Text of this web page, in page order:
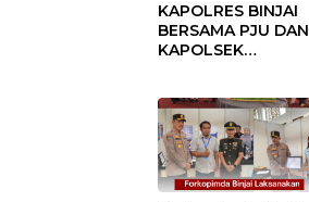
KAPOLRES BINJAI
BERSAMA PJU DAN
KAPOLSEK
BINJAI